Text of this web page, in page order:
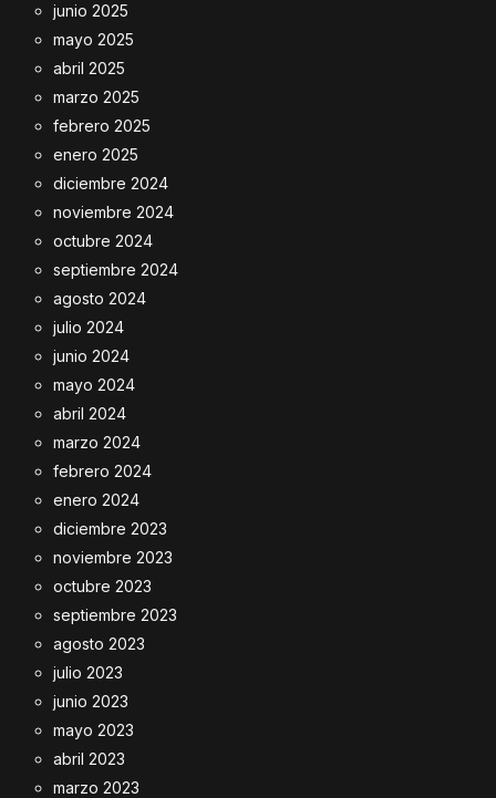
junio 2025
mayo 2025
abril 2025
marzo 2025
febrero 2025
enero 2025
diciembre 2024
noviembre 2024
octubre 2024
septiembre 2024
agosto 2024
julio 2024
junio 2024
mayo 2024
abril 2024
marzo 2024
febrero 2024
enero 2024
diciembre 2023
noviembre 2023
octubre 2023
septiembre 2023
agosto 2023
julio 2023
junio 2023
mayo 2023
abril 2023
marzo 2023